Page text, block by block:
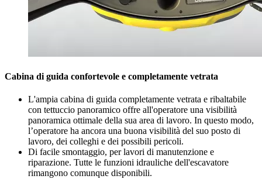
Cabina di guida confortevole e completamente vetrata
L'ampia cabina di guida completamente vetrata e ribaltabile
con tettuccio panoramico offre all'operatore una visibilità
panoramica ottimale della sua area di lavoro. In questo modo,
l’operatore ha ancora una buona visibilità del suo posto di
lavoro, dei colleghi e dei possibili pericoli.
Di facile smontaggio, per lavori di manutenzione e
riparazione. Tutte le funzioni idrauliche dell'escavatore
rimangono comunque disponibili.